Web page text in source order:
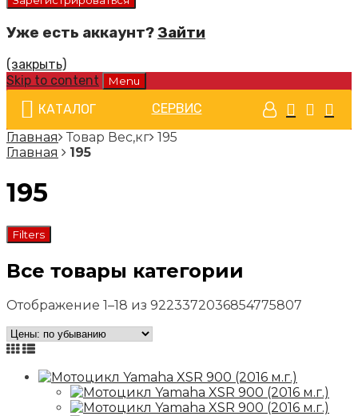
Уже есть аккаунт? Зайти
(закрыть)
Skip to content
Menu
КАТАЛОГ
СЕРВИС
Главная
Товар Вес,кг 195
Главная
195
195
Filters
Все товары категории
Отображение 1–18 из 9223372036854775807